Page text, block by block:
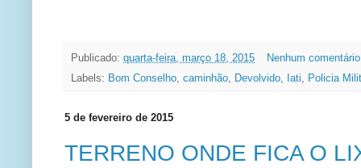
Publicado: quarta-feira, março 18, 2015
Nenhum
Labels: Bom Conselho, caminhão, Devolvido, Iati, Policia
5 de fevereiro de 2015
TERRENO ONDE FICA O